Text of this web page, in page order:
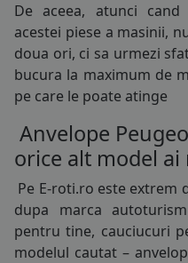
De aceea, atunci
acestei piese a masinii,
doua ori, ci sa urmezi
bucura la maximum de
pe care le poate atinge
Anvelope
orice alt model
Pe E-roti.ro este extrem
dupa marca
pentru tine, cauciucuri
modelul cautat –
145/70R13